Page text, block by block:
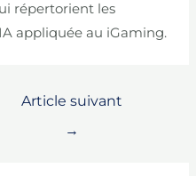
répertorient les
appliquée au iGaming.
Article suivant
→